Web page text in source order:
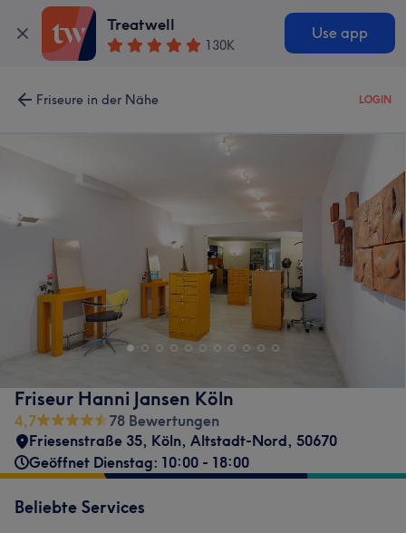
Treatwell
130K
Use app
Friseure in der Nähe LOGIN
Friseur Hanni Jansen Köln
4,7
78 Bewertungen
Friesenstraße 35, Köln, Altstadt-Nord, 50670
Geöffnet Dienstag: 10:00 - 18:00
Beliebte Services